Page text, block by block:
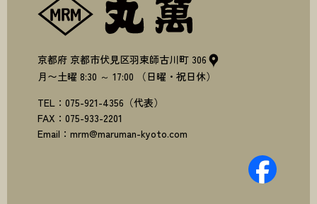
京都府 京都市伏見区羽束師古川町 306
月〜土曜 8:30 ～ 17:00
（日曜・祝日休）
TEL： 075-921-4356 （代表）
FAX： 075-933-2201
Email： mrm@maruman-kyoto.com